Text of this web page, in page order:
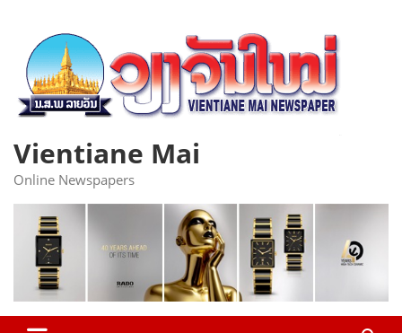
content
Vientiane Mai
Online Newspapers